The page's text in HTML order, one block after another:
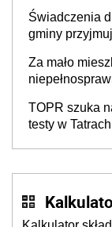
Świadczenia
gminy
Za mało
TOPR szuka
testy w